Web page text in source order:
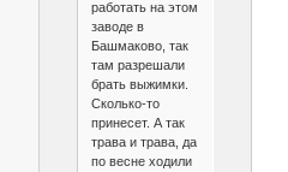
работать на этом
заводе в
Башмаково, так
там разрешали
брать выжимки.
Сколько-то
принесет. А так
трава и трава, да
по весне ходили